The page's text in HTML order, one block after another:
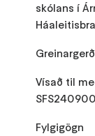
skólans í
Vísað til
Fylgigögn